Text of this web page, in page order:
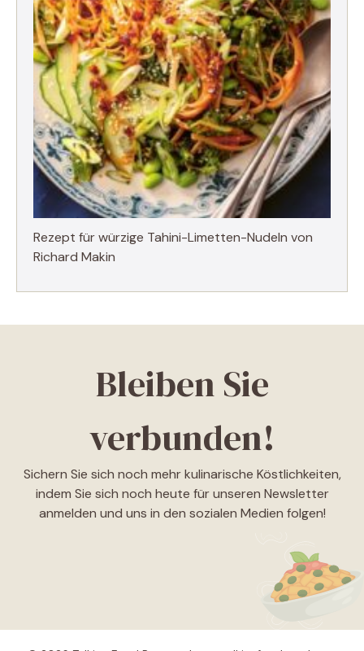
Rezept für würzige Tahini-Limetten-Nudeln von
Richard Makin
Bleiben Sie
verbunden!
Sichern Sie sich noch mehr kulinarische Köstlichkeiten,
indem Sie sich noch heute für unseren Newsletter
anmelden und uns in den sozialen Medien folgen!